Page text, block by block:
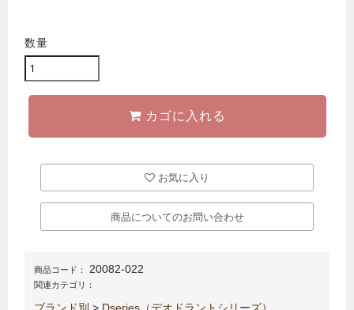
数量
カゴに入れる
お気に入り
商品についてのお問い合わせ
商品コード： 20082-022
関連カテゴリ：
ブランド別 > Dseries（デオドラントシリーズ）